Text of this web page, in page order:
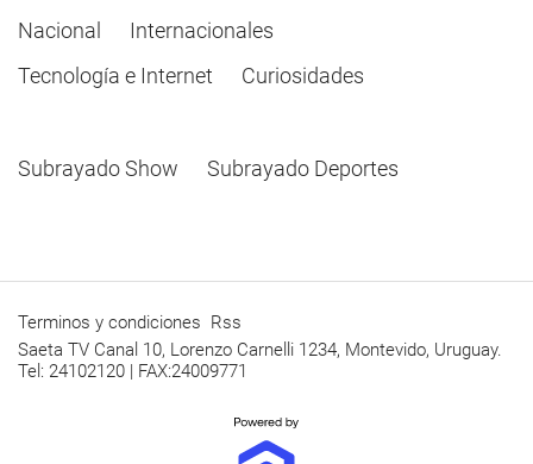
Nacional
Internacionales
Tecnología e Internet
Curiosidades
Subrayado Show Subrayado Deportes
Terminos y condiciones Rss
Saeta TV Canal 10, Lorenzo Carnelli 1234, Montevido, Uruguay.
Tel: 24102120 | FAX:24009771